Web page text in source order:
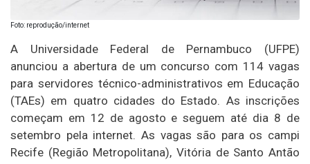
Foto: reprodução/internet
A Universidade Federal de Pernambuco (UFPE)
anunciou a abertura de um concurso com 114 vagas
para servidores técnico-administrativos em Educação
(TAEs) em quatro cidades do Estado. As inscrições
começam em 12 de agosto e seguem até dia 8 de
setembro pela internet. As vagas são para os campi
Recife (Região Metropolitana), Vitória de Santo Antão